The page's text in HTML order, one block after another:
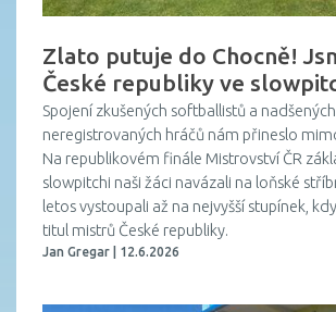
Zlato putuje do Chocně!
České republiky ve
Spojení zkušených softballistů a nadšených
neregistrovaných hráčů nám přineslo
Na republikovém finále Mistrovství ČR
slowpitchi naši žáci navázali na loňské
letos vystoupali až na nejvyšší stupínek,
titul mistrů České republiky.
Jan Gregar | 12.6.2026